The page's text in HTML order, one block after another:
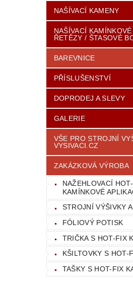
NAŠÍVACÍ KAMENY
NAŠÍVACÍ KAMÍNKOVÉ
ŘETĚZY / ŠTASOVÉ
BAREVNICE
PŘÍSLUŠENSTVÍ
DOPRODEJ A SLEVY
GALERIE
VŠE PRO STROJNÍ
VYSIVACI.CZ
ZAKÁZKOVÁ VÝROBA
NAŽEHLOVACÍ
KAMÍNKOVÉ
STROJNÍ VÝŠIVKY
FÓLIOVÝ POTISK
TRIČKA S HOT-FIX
KŠILTOVKY S HOT-
TAŠKY S HOT-FIX